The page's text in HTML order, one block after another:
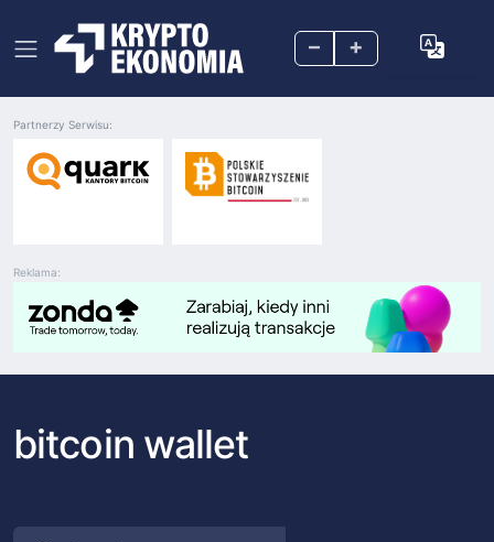
– +
Reklama:
Partnerzy Serwisu:
bitcoin wallet